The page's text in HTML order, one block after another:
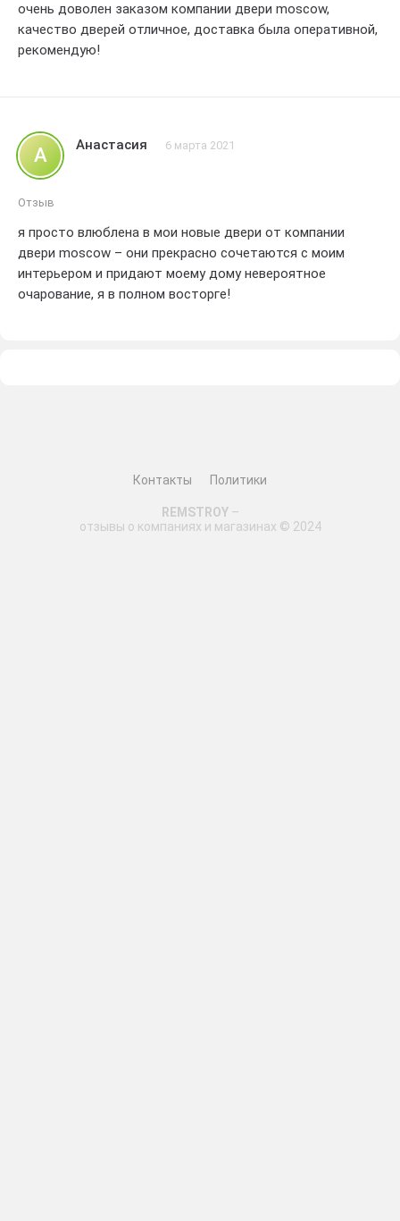
очень доволен заказом компании двери moscow,
качество дверей отличное, доставка была оперативной,
рекомендую!
А Анастасия 6 марта 2021
Отзыв
я просто влюблена в мои новые двери от компании
двери moscow – они прекрасно сочетаются с моим
интерьером и придают моему дому невероятное
очарование, я в полном восторге!
Контакты Политики
REMSTROY–
отзывы о компаниях и магазинах © 2024